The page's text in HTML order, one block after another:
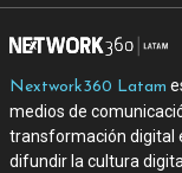
Nextwork360 Latam
medios de
transformación digital
difundir la cultura